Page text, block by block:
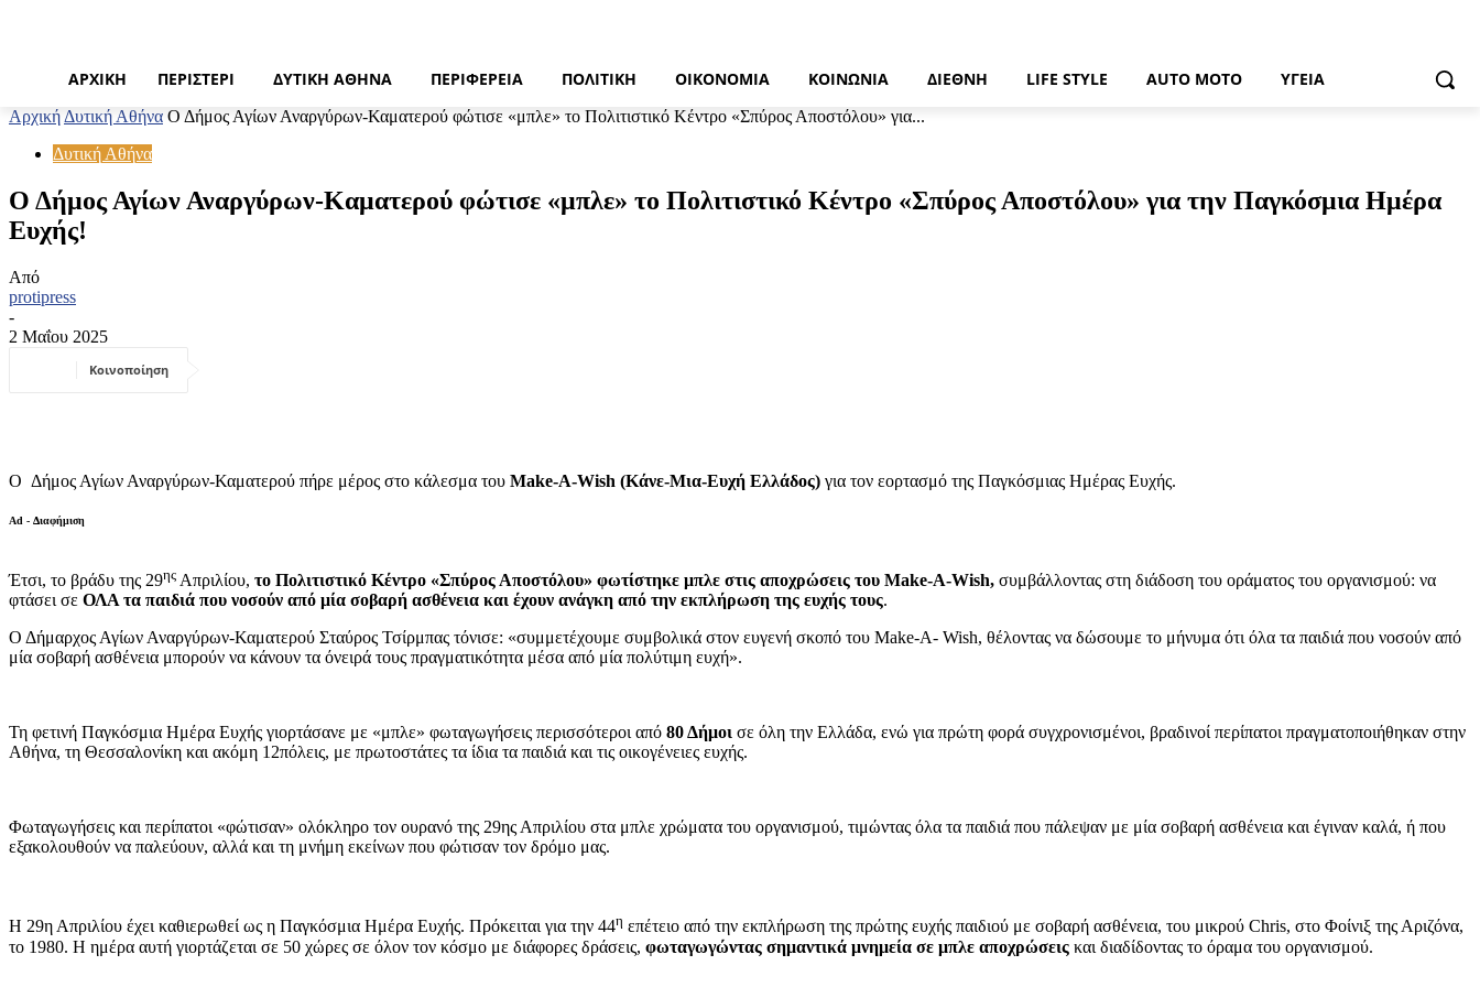
ΑΡΧΙΚΉ ΠΕΡΙΣΤΈΡΙ ΔΥΤΙΚΉ ΑΘΉΝΑ ΠΕΡΙΦΈΡΕΙΑ ΠΟΛΙΤΙΚΉ ΟΙΚΟΝΟΜΊΑ ΚΟΙΝΩΝΊΑ ΔΙΕΘΝΉ LIFE STYLE AUTO MOTO ΥΓΕΊΑ
Αρχική Δυτική Αθήνα Ο Δήμος Αγίων Αναργύρων-Καματερού φώτισε «μπλε» το Πολιτιστικό Κέντρο «Σπύρος Αποστόλου» για...
Δυτική Αθήνα
Ο Δήμος Αγίων Αναργύρων-Καματερού φώτισε «μπλε» το Πολιτιστικό Κέντρο «Σπύρος Αποστόλου» για την Παγκόσμια Ημέρα
Ευχής!
Από
protipress
-
2 Μαΐου 2025
Κοινοποίηση
Ο Δήμος Αγίων Αναργύρων-Καματερού πήρε μέρος στο κάλεσμα του Make-A-Wish (Κάνε-Μια-Ευχή Ελλάδος) για τον εορτασμό της Παγκόσμιας Ημέρας Ευχής.
Ad - Διαφήμιση
Έτσι, το βράδυ της 29ης Απριλίου, το Πολιτιστικό Κέντρο «Σπύρος Αποστόλου» φωτίστηκε μπλε στις αποχρώσεις του Make-A-Wish, συμβάλλοντας στη διάδοση του οράματος του οργανισμού: να
φτάσει σε ΟΛΑ τα παιδιά που νοσούν από μία σοβαρή ασθένεια και έχουν ανάγκη από την εκπλήρωση της ευχής τους.
Ο Δήμαρχος Αγίων Αναργύρων-Καματερού Σταύρος Τσίρμπας τόνισε: «συμμετέχουμε συμβολικά στον ευγενή σκοπό του Make-A- Wish, θέλοντας να δώσουμε το μήνυμα ότι όλα τα παιδιά που νοσούν από
μία σοβαρή ασθένεια μπορούν να κάνουν τα όνειρά τους πραγματικότητα μέσα από μία πολύτιμη ευχή».
Τη φετινή Παγκόσμια Ημέρα Ευχής γιορτάσανε με «μπλε» φωταγωγήσεις περισσότεροι από 80 Δήμοι σε όλη την Ελλάδα, ενώ για πρώτη φορά συγχρονισμένοι, βραδινοί περίπατοι πραγματοποιήθηκαν στην
Αθήνα, τη Θεσσαλονίκη και ακόμη 12πόλεις, με πρωτοστάτες τα ίδια τα παιδιά και τις οικογένειες ευχής.
Φωταγωγήσεις και περίπατοι «φώτισαν» ολόκληρο τον ουρανό της 29ης Απριλίου στα μπλε χρώματα του οργανισμού, τιμώντας όλα τα παιδιά που πάλεψαν με μία σοβαρή ασθένεια και έγιναν καλά, ή που
εξακολουθούν να παλεύουν, αλλά και τη μνήμη εκείνων που φώτισαν τον δρόμο μας.
Η 29η Απριλίου έχει καθιερωθεί ως η Παγκόσμια Ημέρα Ευχής. Πρόκειται για την 44η επέτειο από την εκπλήρωση της πρώτης ευχής παιδιού με σοβαρή ασθένεια, του μικρού Chris, στο Φοίνιξ της Αριζόνα,
το 1980. Η ημέρα αυτή γιορτάζεται σε 50 χώρες σε όλον τον κόσμο με διάφορες δράσεις, φωταγωγώντας σημαντικά μνημεία σε μπλε αποχρώσεις και διαδίδοντας το όραμα του οργανισμού.